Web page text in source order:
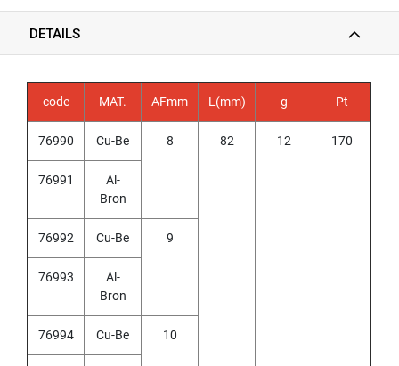
A
I
R
A
L
F
E
D
T
P
S
DETAILS
code MAT. AFmm L(mm) g Pt
76990 Cu-Be 8 82 12 170
76991
Al-
Bron
76992 Cu-Be 9
76993
Al-
Bron
76994 Cu-Be 10